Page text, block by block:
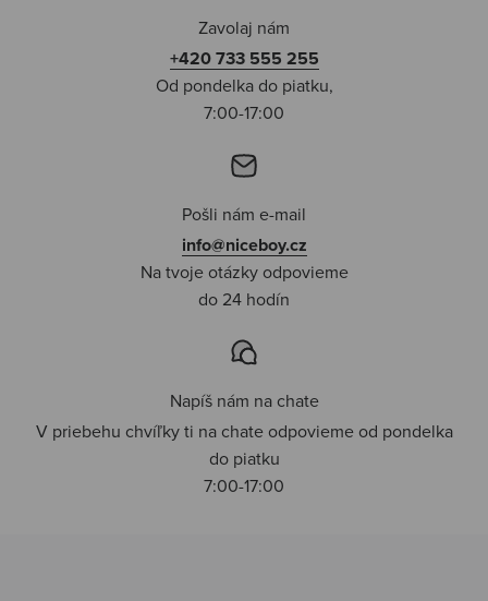
Zavolaj nám
+420 733 555 255
Od pondelka do piatku,
7:00-17:00
Pošli nám e-mail
info@niceboy.cz
Na tvoje otázky odpovieme
do 24 hodín
Napíš nám na chate
V priebehu chvíľky ti na chate odpovieme od pondelka
do piatku
7:00-17:00